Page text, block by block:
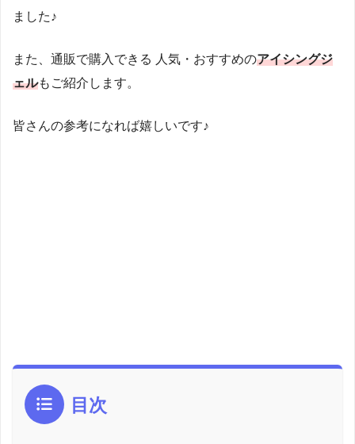
ました♪
また、通販で購入できる 人気・おすすめのアイシングジ
ェルもご紹介します。
皆さんの参考になれば嬉しいです♪
目次